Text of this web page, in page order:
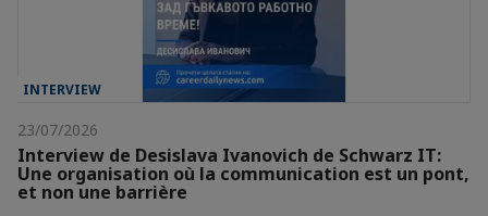
INTERVIEW
23/07/2026
Interview de Desislava Ivanovich de Schwarz IT:
Une organisation où la communication est un pont,
et non une barrière